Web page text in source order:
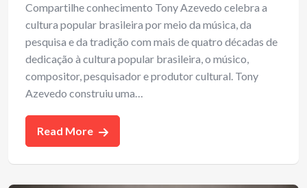
Compartilhe conhecimento Tony Azevedo celebra a
cultura popular brasileira por meio da música, da
pesquisa e da tradição com mais de quatro décadas de
dedicação à cultura popular brasileira, o músico,
compositor, pesquisador e produtor cultural. Tony
Azevedo construiu uma…
Read More